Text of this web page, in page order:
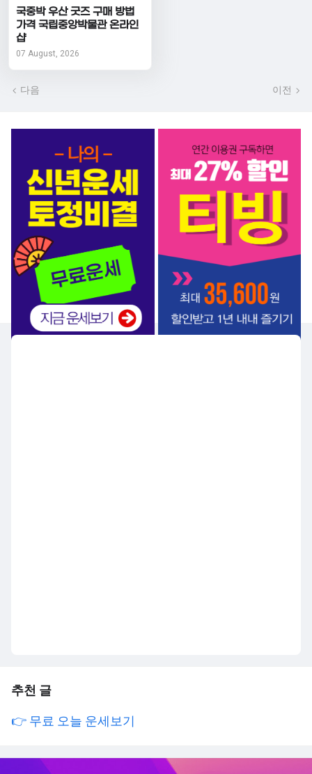
국중박 우산 굿즈 구매 방법
가격 국립중앙박물관 온라인
샵
07 August, 2026
다음 이전
추천 글
👉 무료 오늘 운세보기